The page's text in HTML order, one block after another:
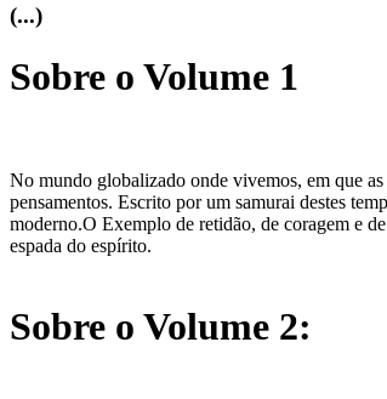
(...)
Sobre o Volume 1
No mundo globalizado onde vivemos, em que
pensamentos. Escrito por um samurai destes
moderno.O Exemplo de retidão, de coragem e
espada do espírito.
Sobre o Volume 2: